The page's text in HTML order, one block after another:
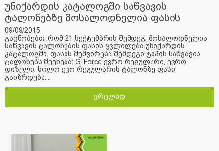
უნიქარდის კატალოგში საწვავის
ტალონებზე მოსალოდნელია ფასის
ცვლილება
09/09/2015
გაცნობებთ, რომ 21 სექტემბრის შემდეგ, მოსალოდნელია
საწვავის ტალონების ფასის ცვლილება უნიქარდის
კატალოგში. ფასის შემცირება შემდეგი ტიპის საწვავის
ტალონებს შეეხება: G-Force ევრო რეგულარი, ევრო
დიზელი. ხოლო ეკო რეგულარის ტალონზე ფასი
გაიზრდება....
ვრცლად